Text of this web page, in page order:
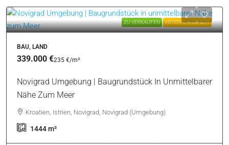
ZU VERKAUFEN HEISSES ANGEBOT
BAU, LAND
339.000 €235 €/m²
Novigrad Umgebung | Baugrundstück In Unmittelbarer
Nähe Zum Meer
Kroatien, Istrien, Novigrad, Novigrad (Umgebung)
1444m²